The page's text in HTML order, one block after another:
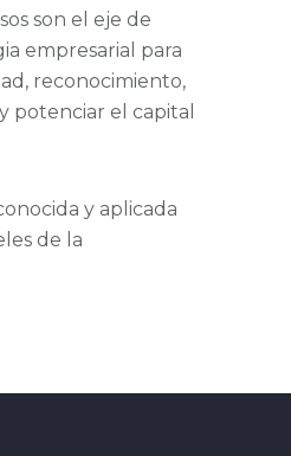
son el eje de
empresarial para
reconocimiento,
potenciar el capital
y aplicada
de la